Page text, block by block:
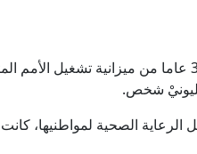
وأشارت سنايدر إلى أن "ما أنفقته هذه الدول عام 2025 كان يمكن
مليونيْ شخص.
الصحية لمواطنيها،